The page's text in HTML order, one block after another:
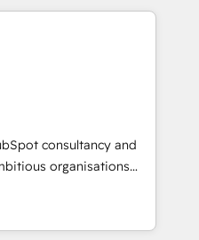
Integration and
of Rookie of the Year
4.9/5 rating in HubSpot
Reviews. Digifianz
& 3PL, home
branding and
health, education,
consulting, make the
Mexico and Latin
consultancy and
organisations
and intelligence.
Ireland, and
of successful